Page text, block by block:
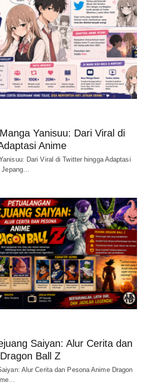
Yanisuu: Dari Viral di
Anime
Dari Viral di Twitter hingga Adaptasi
Jepang…
Saiyan: Alur Cerita dan
Ball Z
Alur Cerita dan Pesona Anime Dragon